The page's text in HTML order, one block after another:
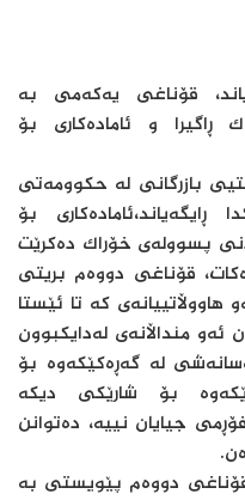
قۆناغی یەكەمی بە
ڕاگیرا و ئامادەكاری بۆ
بازرگانی لە حكوومەتی
بۆ
پسوولەی خۆراك دەكرێت
قۆناغی دووەم بریتی
كە تا ئێستا
ئەو منداڵانەی لەدایكبوون
لە گەڕەكێكەوە بۆ
بۆ شارێكی دیكە
جیایان نییە، دەتوانن
دووەم پێویستی بە